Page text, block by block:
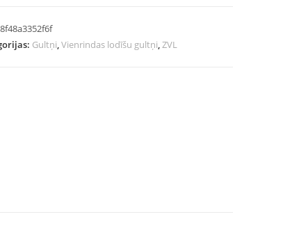
8f48a3352f6f
Gultņi,Vienrindas lodīšu gultņi,ZVL